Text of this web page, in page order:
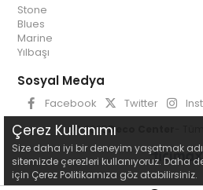
Stone
Blues
Marine
Yılbaşı
Sosyal Medya
Facebook Twitter
© 2025Deco Center -
Çerez Kullanımı
Size daha iyi bir deneyim yaşatmak
sitemizde çerezleri kullanıyoruz. Daha
için Çerez Politikamıza göz atabilirsiniz.